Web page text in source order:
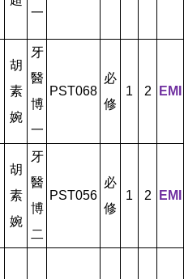
一
胡
素
婉
牙
醫
博
一
PST068
必
修
1 2 EMI
胡
素
婉
牙
醫
博
二
PST056
必
修
1 2 EMI